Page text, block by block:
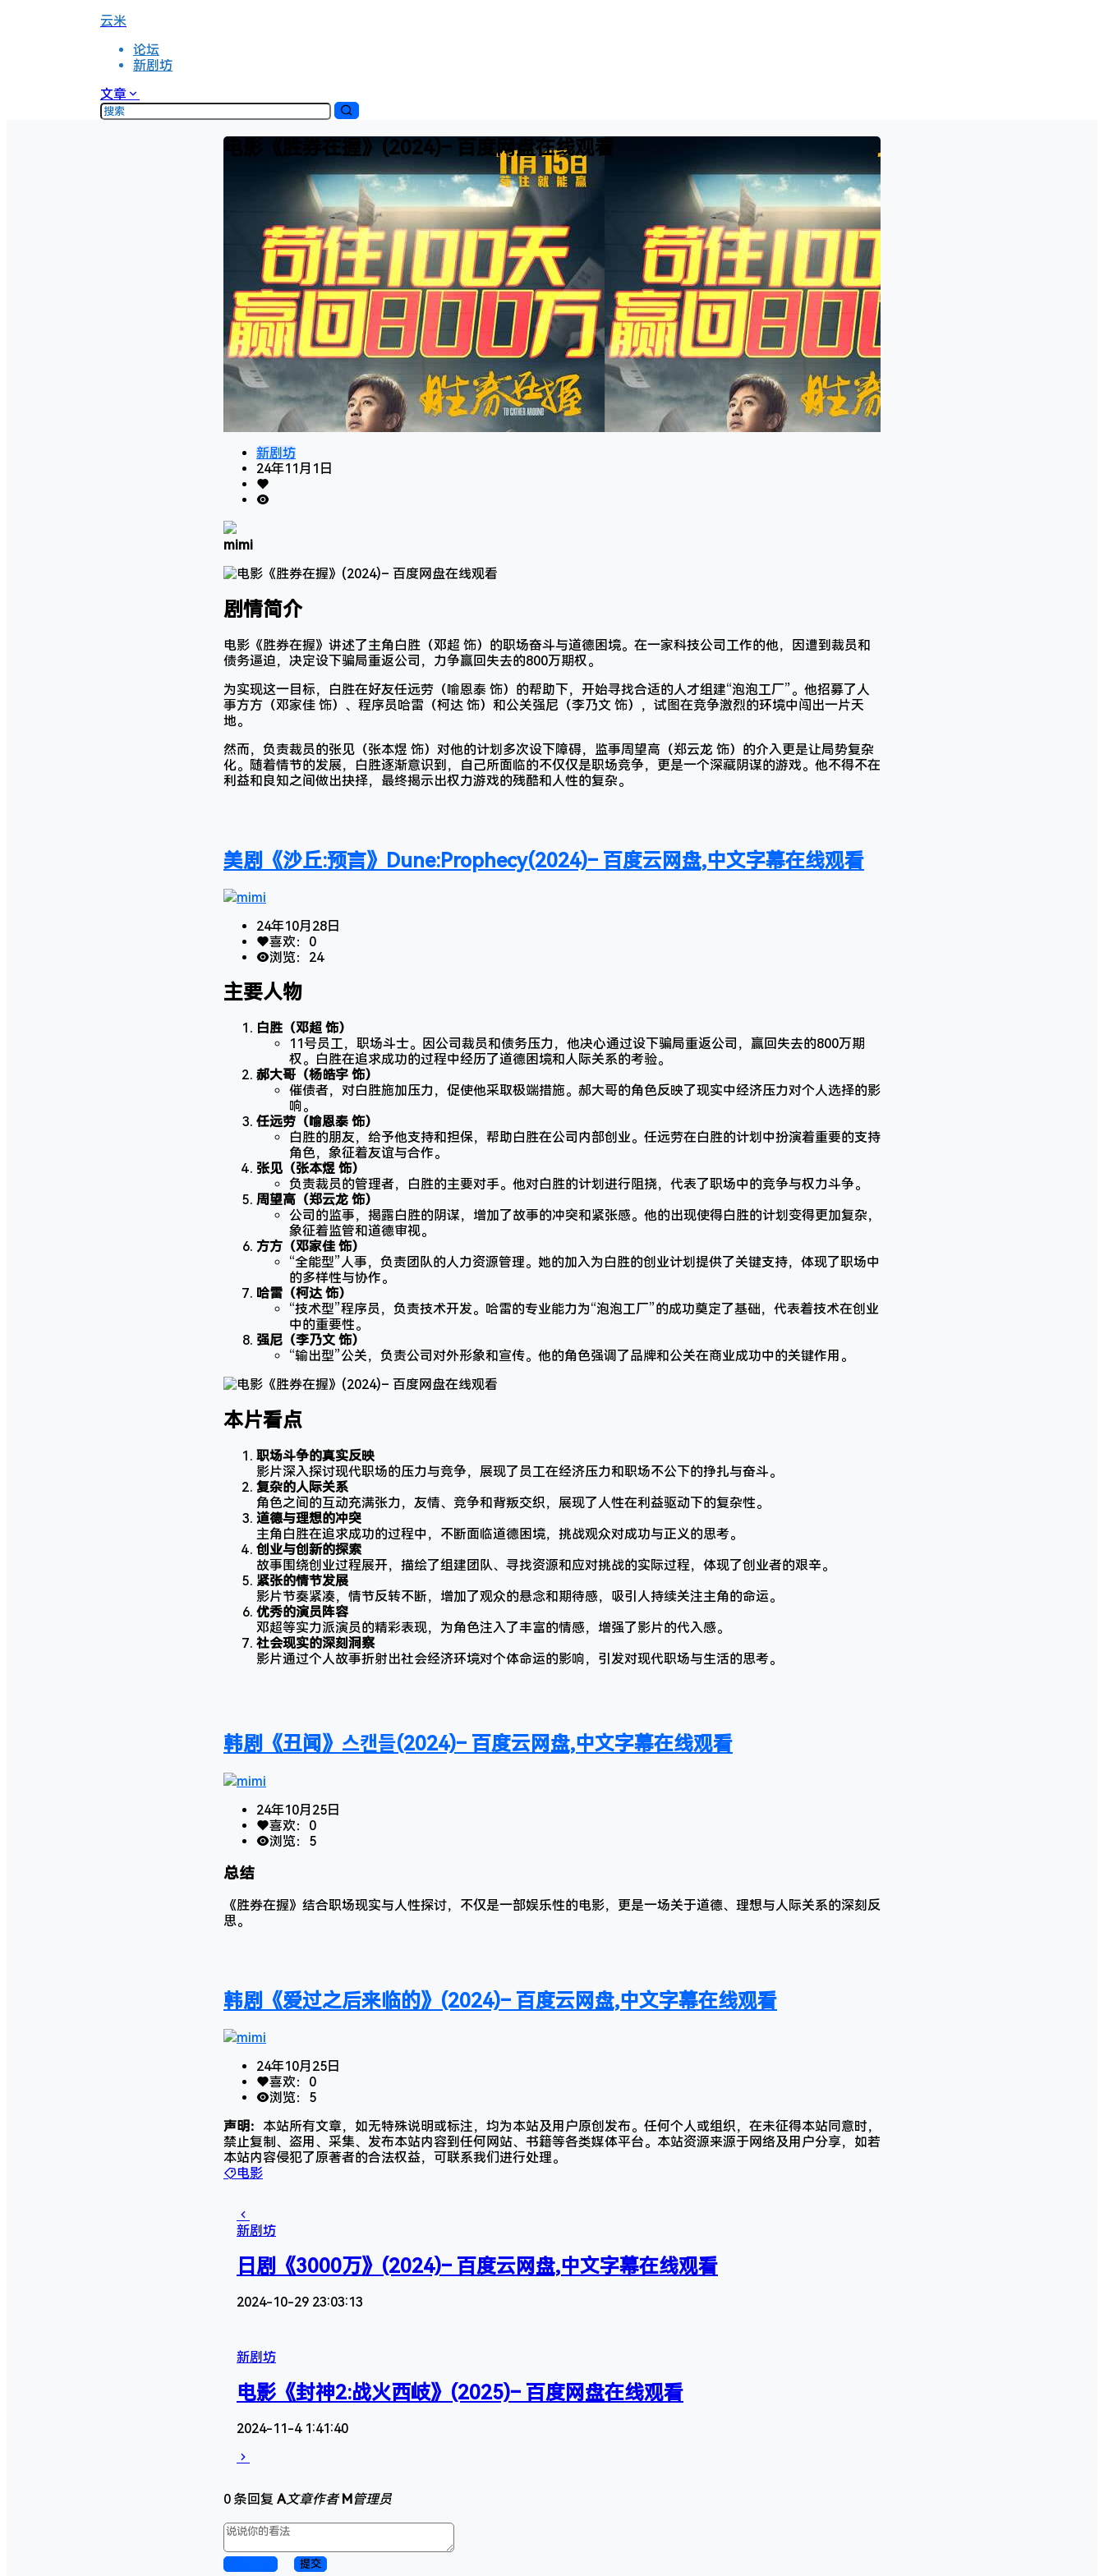
云米
论坛
新剧坊
文章
电影《胜券在握》(2024)– 百度网盘在线观看
新剧坊
24年11月1日
mimi
剧情简介
电影《胜券在握》讲述了主角白胜（邓超 饰）的职场奋斗与道德困境。在一家科技公司工作的他，因遭到裁员和
债务逼迫，决定设下骗局重返公司，力争赢回失去的800万期权。
为实现这一目标，白胜在好友任远劳（喻恩泰 饰）的帮助下，开始寻找合适的人才组建“泡泡工厂”。他招募了人
事方方（邓家佳 饰）、程序员哈雷（柯达 饰）和公关强尼（李乃文 饰），试图在竞争激烈的环境中闯出一片天
地。
然而，负责裁员的张见（张本煜 饰）对他的计划多次设下障碍，监事周望高（郑云龙 饰）的介入更是让局势复杂
化。随着情节的发展，白胜逐渐意识到，自己所面临的不仅仅是职场竞争，更是一个深藏阴谋的游戏。他不得不在
利益和良知之间做出抉择，最终揭示出权力游戏的残酷和人性的复杂。
美剧《沙丘:预言》Dune:Prophecy(2024)– 百度云网盘,中文字幕在线观看
mimi
24年10月28日
喜欢： 0
浏览： 24
主要人物
白胜（邓超 饰）
11号员工，职场斗士。因公司裁员和债务压力，他决心通过设下骗局重返公司，赢回失去的800万期
权。白胜在追求成功的过程中经历了道德困境和人际关系的考验。
郝大哥（杨皓宇 饰）
催债者，对白胜施加压力，促使他采取极端措施。郝大哥的角色反映了现实中经济压力对个人选择的影
响。
任远劳（喻恩泰 饰）
白胜的朋友，给予他支持和担保，帮助白胜在公司内部创业。任远劳在白胜的计划中扮演着重要的支持
角色，象征着友谊与合作。
张见（张本煜 饰）
负责裁员的管理者，白胜的主要对手。他对白胜的计划进行阻挠，代表了职场中的竞争与权力斗争。
周望高（郑云龙 饰）
公司的监事，揭露白胜的阴谋，增加了故事的冲突和紧张感。他的出现使得白胜的计划变得更加复杂，
象征着监管和道德审视。
方方（邓家佳 饰）
“全能型”人事，负责团队的人力资源管理。她的加入为白胜的创业计划提供了关键支持，体现了职场中
的多样性与协作。
哈雷（柯达 饰）
“技术型”程序员，负责技术开发。哈雷的专业能力为“泡泡工厂”的成功奠定了基础，代表着技术在创业
中的重要性。
强尼（李乃文 饰）
“输出型”公关，负责公司对外形象和宣传。他的角色强调了品牌和公关在商业成功中的关键作用。
本片看点
职场斗争的真实反映
影片深入探讨现代职场的压力与竞争，展现了员工在经济压力和职场不公下的挣扎与奋斗。
复杂的人际关系
角色之间的互动充满张力，友情、竞争和背叛交织，展现了人性在利益驱动下的复杂性。
道德与理想的冲突
主角白胜在追求成功的过程中，不断面临道德困境，挑战观众对成功与正义的思考。
创业与创新的探索
故事围绕创业过程展开，描绘了组建团队、寻找资源和应对挑战的实际过程，体现了创业者的艰辛。
紧张的情节发展
影片节奏紧凑，情节反转不断，增加了观众的悬念和期待感，吸引人持续关注主角的命运。
优秀的演员阵容
邓超等实力派演员的精彩表现，为角色注入了丰富的情感，增强了影片的代入感。
社会现实的深刻洞察
影片通过个人故事折射出社会经济环境对个体命运的影响，引发对现代职场与生活的思考。
韩剧《丑闻》스캔들(2024)– 百度云网盘,中文字幕在线观看
mimi
24年10月25日
喜欢： 0
浏览： 5
总结
《胜券在握》结合职场现实与人性探讨，不仅是一部娱乐性的电影，更是一场关于道德、理想与人际关系的深刻反
思。
韩剧《爱过之后来临的》(2024)– 百度云网盘,中文字幕在线观看
mimi
24年10月25日
喜欢： 0
浏览： 5
声明： 本站所有文章，如无特殊说明或标注，均为本站及用户原创发布。任何个人或组织，在未征得本站同意时，
禁止复制、盗用、采集、发布本站内容到任何网站、书籍等各类媒体平台。本站资源来源于网络及用户分享，如若
本站内容侵犯了原著者的合法权益，可联系我们进行处理。
电影
新剧坊
日剧《3000万》(2024)– 百度云网盘,中文字幕在线观看
2024-10-29 23:03:13
新剧坊
电影《封神2:战火西岐》(2025)– 百度网盘在线观看
2024-11-4 1:41:40
0 条回复 A文章作者 M管理员
提交